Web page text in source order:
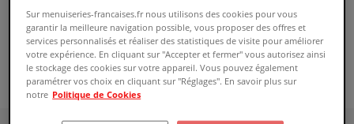
Sur menuiseries-francaises.fr nous utilisons des cookies pour vous
garantir la meilleure navigation possible, vous proposer des offres et
services personnalisés et réaliser des statistiques de visite pour améliorer
votre expérience. En cliquant sur "Accepter et fermer" vous autorisez ainsi
le stockage des cookies sur votre appareil. Vous pouvez également
paramétrer vos choix en cliquant sur "Réglages". En savoir plus sur
notre Politique de Cookies